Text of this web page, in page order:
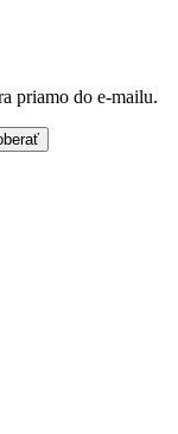
priamo do e-mailu.